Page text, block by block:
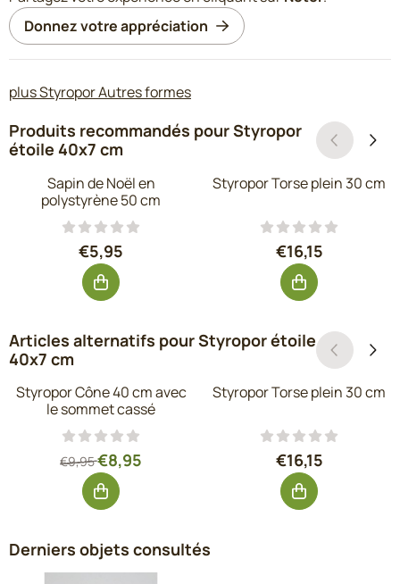
Donnez votre appréciation
plus Styropor Autres formes
Produits recommandés pourStyropor
étoile 40x7 cm
Sapin de Noël en
polystyrène 50 cm
Prix: 5,95, hors TVA : 4,92
€5,95
Styropor Torse plein 30 cm
Prix: 16,15, hors
€16,15
Articles alternatifs pourStyropor étoile
40x7 cm
Styropor Cône 40 cm avec
le sommet cassé
Par9,95 pour 8,95, hors TVA : 7,40
€9,95€8,95
Styropor Torse plein 30 cm
Prix: 16,15, hors
€16,15
Derniers objets consultés